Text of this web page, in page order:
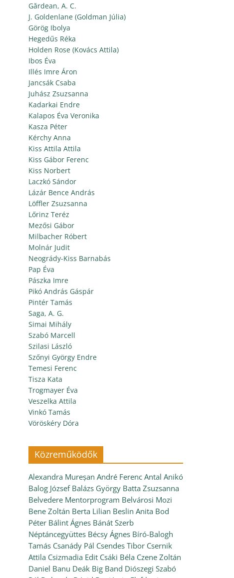
Gărdean, A. C.
J. Goldenlane (Goldman Júlia)
Görög Ibolya
Hegedűs Réka
Holden Rose (Kovács Attila)
Ibos Éva
Illés Imre Áron
Jancsák Csaba
Juhász Zsuzsanna
Kadarkai Endre
Kalapos Éva Veronika
Kasza Péter
Kérchy Anna
Kiss Attila Attila
Kiss Gábor Ferenc
Kiss Norbert
Laczkó Sándor
Lázár Bence András
Löffler Zsuzsanna
Lőrinz Teréz
Mezősi Gábor
Milbacher Róbert
Molnár Judit
Neogrády-Kiss Barnabás
Pap Éva
Pászka Imre
Pikó András Gáspár
Pintér Tamás
Saga, A. G.
Simai Mihály
Szabó Marcell
Szilasi László
Szőnyi György Endre
Temesi Ferenc
Tisza Kata
Trogmayer Éva
Veszelka Attila
Vinkó Tamás
Vöröskéry Dóra
Közreműködők
Alexandra Mureșan André Ferenc Antal Anikó
Balog József Balázs György Batta Zsuzsanna
Belvedere Mentorprogram Belvárosi Mozi
Bene Zoltán Berta Lilian Beslin Anita Bod
Péter Bálint Ágnes Bánát Szerb
Néptáncegyüttes Bécsy Ágnes Bíró-Balogh
Tamás Csanády Pál Csendes Tibor Csernik
Attila Csizmadia Edit Csáki Béla Czene Zoltán
Daniel Banu Deák Big Band Diószegi Szabó